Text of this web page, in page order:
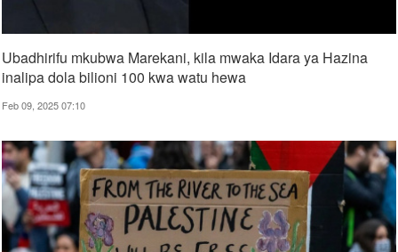
Ubadhirifu mkubwa Marekani, kila mwaka Idara ya Hazina
inalipa dola bilioni 100 kwa watu hewa
Feb 09, 2025 07:10